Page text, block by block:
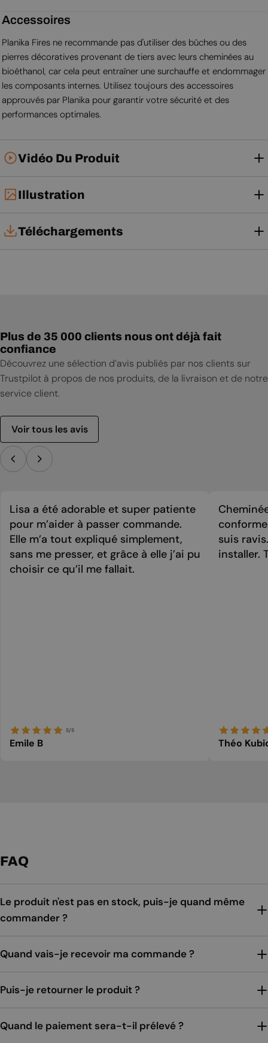
Accessoires
Planika Fires ne recommande pas d'utiliser des bûches ou des
pierres décoratives provenant de tiers avec leurs cheminées au
bioéthanol, car cela peut entraîner une surchauffe et endommager
les composants internes. Utilisez toujours des accessoires
approuvés par Planika pour garantir votre sécurité et des
performances optimales.
Vidéo Du Produit
Illustration
Téléchargements
Plus de 35 000 clients nous ont déjà fait
confiance
Découvrez une sélection d’avis publiés par nos clients sur
Trustpilot à propos de nos produits, de la livraison et de notre
service client.
Voir tous les avis
Lisa a été adorable et super patiente
pour m’aider à passer commande.
Elle m’a tout expliqué simplement,
sans me presser, et grâce à elle j’ai pu
choisir ce qu’il me fallait.
5/5
Emile B
suis
installer.
Théo
FAQ
Le produit n'est pas en stock, puis-je quand même
commander ?
Quand vais-je recevoir ma commande ?
Puis-je retourner le produit ?
Quand le paiement sera-t-il prélevé ?